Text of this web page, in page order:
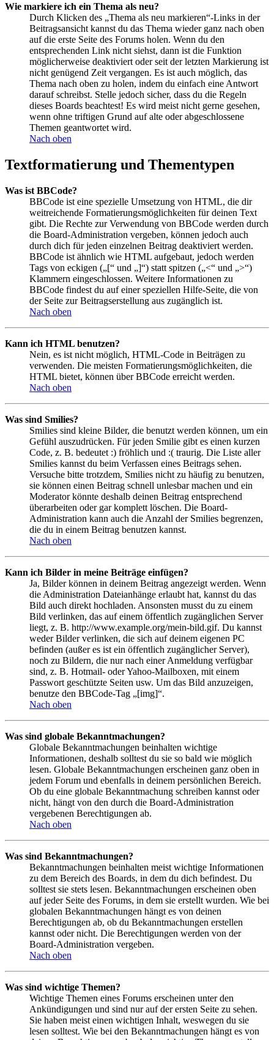
Wie markiere ich ein Thema als neu?
Durch Klicken des „Thema als neu markieren“-Links in der
Beitragsansicht kannst du das Thema wieder ganz nach oben
auf die erste Seite des Forums holen. Wenn du den
entsprechenden Link nicht siehst, dann ist die Funktion
möglicherweise deaktiviert oder seit der letzten Markierung ist
nicht genügend Zeit vergangen. Es ist auch möglich, das
Thema nach oben zu holen, indem du einfach eine Antwort
darauf schreibst. Stelle jedoch sicher, dass du die Regeln
dieses Boards beachtest! Es wird meist nicht gerne gesehen,
wenn ohne triftigen Grund auf alte oder abgeschlossene
Themen geantwortet wird.
Nach oben
Textformatierung und Thementypen
Was ist BBCode?
BBCode ist eine spezielle Umsetzung von HTML, die dir
weitreichende Formatierungsmöglichkeiten für deinen Text
gibt. Die Rechte zur Verwendung von BBCode werden durch
die Board-Administration vergeben, können jedoch auch
durch dich für jeden einzelnen Beitrag deaktiviert werden.
BBCode ist ähnlich wie HTML aufgebaut, jedoch werden
Tags von eckigen („[“ und „]“) statt spitzen („<“ und „>“)
Klammern eingeschlossen. Weitere Informationen zu
BBCode findest du auf einer speziellen Hilfe-Seite, die von
der Seite zur Beitragserstellung aus zugänglich ist.
Nach oben
Kann ich HTML benutzen?
Nein, es ist nicht möglich, HTML-Code in Beiträgen zu
verwenden. Die meisten Formatierungsmöglichkeiten, die
HTML bietet, können über BBCode erreicht werden.
Nach oben
Was sind Smilies?
Smilies sind kleine Bilder, die benutzt werden können, um ein
Gefühl auszudrücken. Für jeden Smilie gibt es einen kurzen
Code, z. B. bedeutet :) fröhlich und :( traurig. Die Liste aller
Smilies kannst du beim Verfassen eines Beitrags sehen.
Versuche bitte trotzdem, Smilies nicht zu häufig zu benutzen,
sie können einen Beitrag schnell unlesbar machen und ein
Moderator könnte deshalb deinen Beitrag entsprechend
überarbeiten oder gar komplett löschen. Die Board-
Administration kann auch die Anzahl der Smilies begrenzen,
die du in einem Beitrag benutzen kannst.
Nach oben
Kann ich Bilder in meine Beiträge einfügen?
Ja, Bilder können in deinem Beitrag angezeigt werden. Wenn
die Administration Dateianhänge erlaubt hat, kannst du das
Bild auch direkt hochladen. Ansonsten musst du zu einem
Bild verlinken, das auf einem öffentlich zugänglichen Server
liegt, z. B. http://www.example.org/mein-bild.gif. Du kannst
weder Bilder verlinken, die sich auf deinem eigenen PC
befinden (außer es ist ein öffentlich zugänglicher Server),
noch zu Bildern, die nur nach einer Anmeldung verfügbar
sind, z. B. Hotmail- oder Yahoo-Mailboxen, mit einem
Passwort geschützte Seiten usw. Um das Bild anzuzeigen,
benutze den BBCode-Tag „[img]“.
Nach oben
Was sind globale Bekanntmachungen?
Globale Bekanntmachungen beinhalten wichtige
Informationen, deshalb solltest du sie so bald wie möglich
lesen. Globale Bekanntmachungen erscheinen ganz oben in
jedem Forum und ebenfalls in deinem persönlichen Bereich.
Ob du eine globale Bekanntmachung schreiben kannst oder
nicht, hängt von den durch die Board-Administration
vergebenen Berechtigungen ab.
Nach oben
Was sind Bekanntmachungen?
Bekanntmachungen beinhalten meist wichtige Informationen
zu dem Bereich des Boards, in dem du dich befindest. Du
solltest sie stets lesen. Bekanntmachungen erscheinen oben
auf jeder Seite des Forums, in dem sie erstellt wurden. Wie bei
globalen Bekanntmachungen hängt es von deinen
Berechtigungen ab, ob du Bekanntmachungen erstellen
kannst oder nicht. Die Berechtigungen werden von der
Board-Administration vergeben.
Nach oben
Was sind wichtige Themen?
Wichtige Themen eines Forums erscheinen unter den
Ankündigungen und sind nur auf der ersten Seite zu sehen.
Sie haben meist einen wichtigen Inhalt, weswegen du sie
lesen solltest. Wie bei den Bekanntmachungen hängt es von